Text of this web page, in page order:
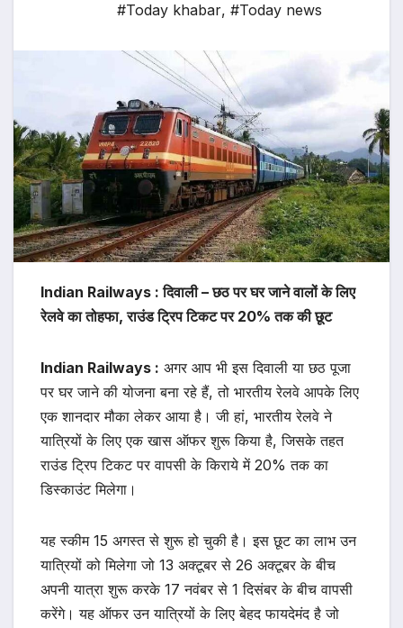
#Today khabar, #Today news
Indian Railways : दिवाली – छठ पर घर जाने वालों के लिए
रेलवे का तोहफा, राउंड ट्रिप टिकट पर 20% तक की छूट
Indian Railways : अगर आप भी इस दिवाली या छठ पूजा
पर घर जाने की योजना बना रहे हैं, तो भारतीय रेलवे आपके लिए
एक शानदार मौका लेकर आया है। जी हां, भारतीय रेलवे ने
यात्रियों के लिए एक खास ऑफर शुरू किया है, जिसके तहत
राउंड ट्रिप टिकट पर वापसी के किराये में 20% तक का
डिस्काउंट मिलेगा।
यह स्कीम 15 अगस्त से शुरू हो चुकी है। इस छूट का लाभ उन
यात्रियों को मिलेगा जो 13 अक्टूबर से 26 अक्टूबर के बीच
अपनी यात्रा शुरू करके 17 नवंबर से 1 दिसंबर के बीच वापसी
करेंगे। यह ऑफर उन यात्रियों के लिए बेहद फायदेमंद है जो